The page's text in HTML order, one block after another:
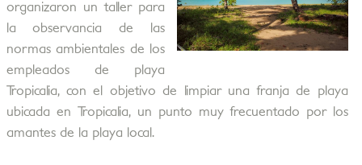
organizaron un taller para
la observancia de las
normas ambientales de los
empleados de playa
Tropicalia, con el objetivo de limpiar una franja de playa
ubicada en Tropicalia, un punto muy frecuentado por los
amantes de la playa local.